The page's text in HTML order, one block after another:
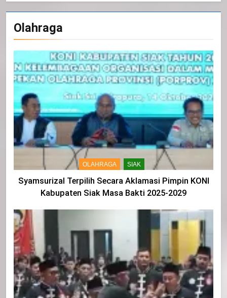
Olahraga
OLAHRAGA SIAK
Syamsurizal Terpilih Secara Aklamasi Pimpin KONI
Kabupaten Siak Masa Bakti 2025-2029